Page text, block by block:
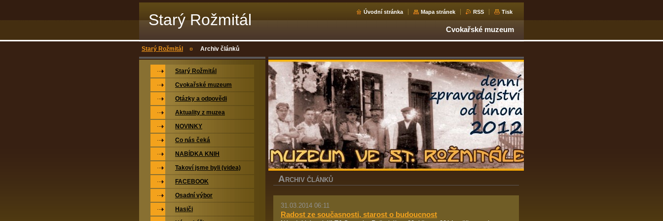
Starý Rožmitál Úvodní stránka Mapa stránek RSS Tisk
Cvokařské muzeum
Starý Rožmitál Archiv článků
A RCHIV ČLÁNKŮ
31.03.2014 06:11
Radost ze současnosti, starost o budoucnost
Starý Rožmitál
Cvokařské muzeum
Otázky a odpovědi
Aktuality z muzea
NOVINKY
Co nás čeká
NABÍDKA KNIH
Takoví jsme byli (videa)
FACEBOOK
Osadní výbor
Hasiči